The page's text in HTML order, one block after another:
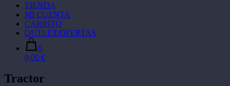
TIENDA
MI CUENTA
CARRITO
OUTLET/OFERTAS
0
0,00 €
Tractor